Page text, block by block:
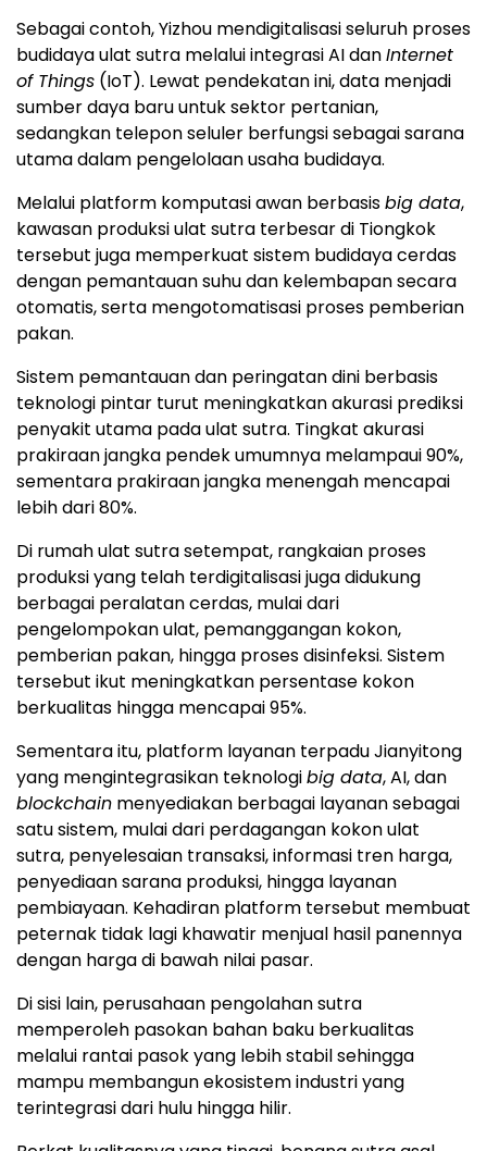
Sebagai contoh, Yizhou mendigitalisasi seluruh proses
budidaya ulat sutra melalui integrasi AI danInternet
of Things (IoT). Lewat pendekatan ini, data menjadi
sumber daya baru untuk sektor pertanian,
sedangkan telepon seluler berfungsi sebagai sarana
utama dalam pengelolaan usaha budidaya.
Melalui platform komputasi awan berbasisbig data,
kawasan produksi ulat sutra terbesar di Tiongkok
tersebut juga memperkuat sistem budidaya cerdas
dengan pemantauan suhu dan kelembapan secara
otomatis, serta mengotomatisasi proses pemberian
pakan.
Sistem pemantauan dan peringatan dini berbasis
teknologi pintar turut meningkatkan akurasi prediksi
penyakit utama pada ulat sutra. Tingkat akurasi
prakiraan jangka pendek umumnya melampaui 90%,
sementara prakiraan jangka menengah mencapai
lebih dari 80%.
Di rumah ulat sutra setempat, rangkaian proses
produksi yang telah terdigitalisasi juga didukung
berbagai peralatan cerdas, mulai dari
pengelompokan ulat, pemanggangan kokon,
pemberian pakan, hingga proses disinfeksi. Sistem
tersebut ikut meningkatkan persentase kokon
berkualitas hingga mencapai 95%.
Sementara itu, platform layanan terpadu Jianyitong
yang mengintegrasikan teknologibig data, AI, dan
blockchain menyediakan berbagai layanan sebagai
satu sistem, mulai dari perdagangan kokon ulat
sutra, penyelesaian transaksi, informasi tren harga,
penyediaan sarana produksi, hingga layanan
pembiayaan. Kehadiran platform tersebut membuat
peternak tidak lagi khawatir menjual hasil panennya
dengan harga di bawah nilai pasar.
Di sisi lain, perusahaan pengolahan sutra
memperoleh pasokan bahan baku berkualitas
melalui rantai pasok yang lebih stabil sehingga
mampu membangun ekosistem industri yang
terintegrasi dari hulu hingga hilir.